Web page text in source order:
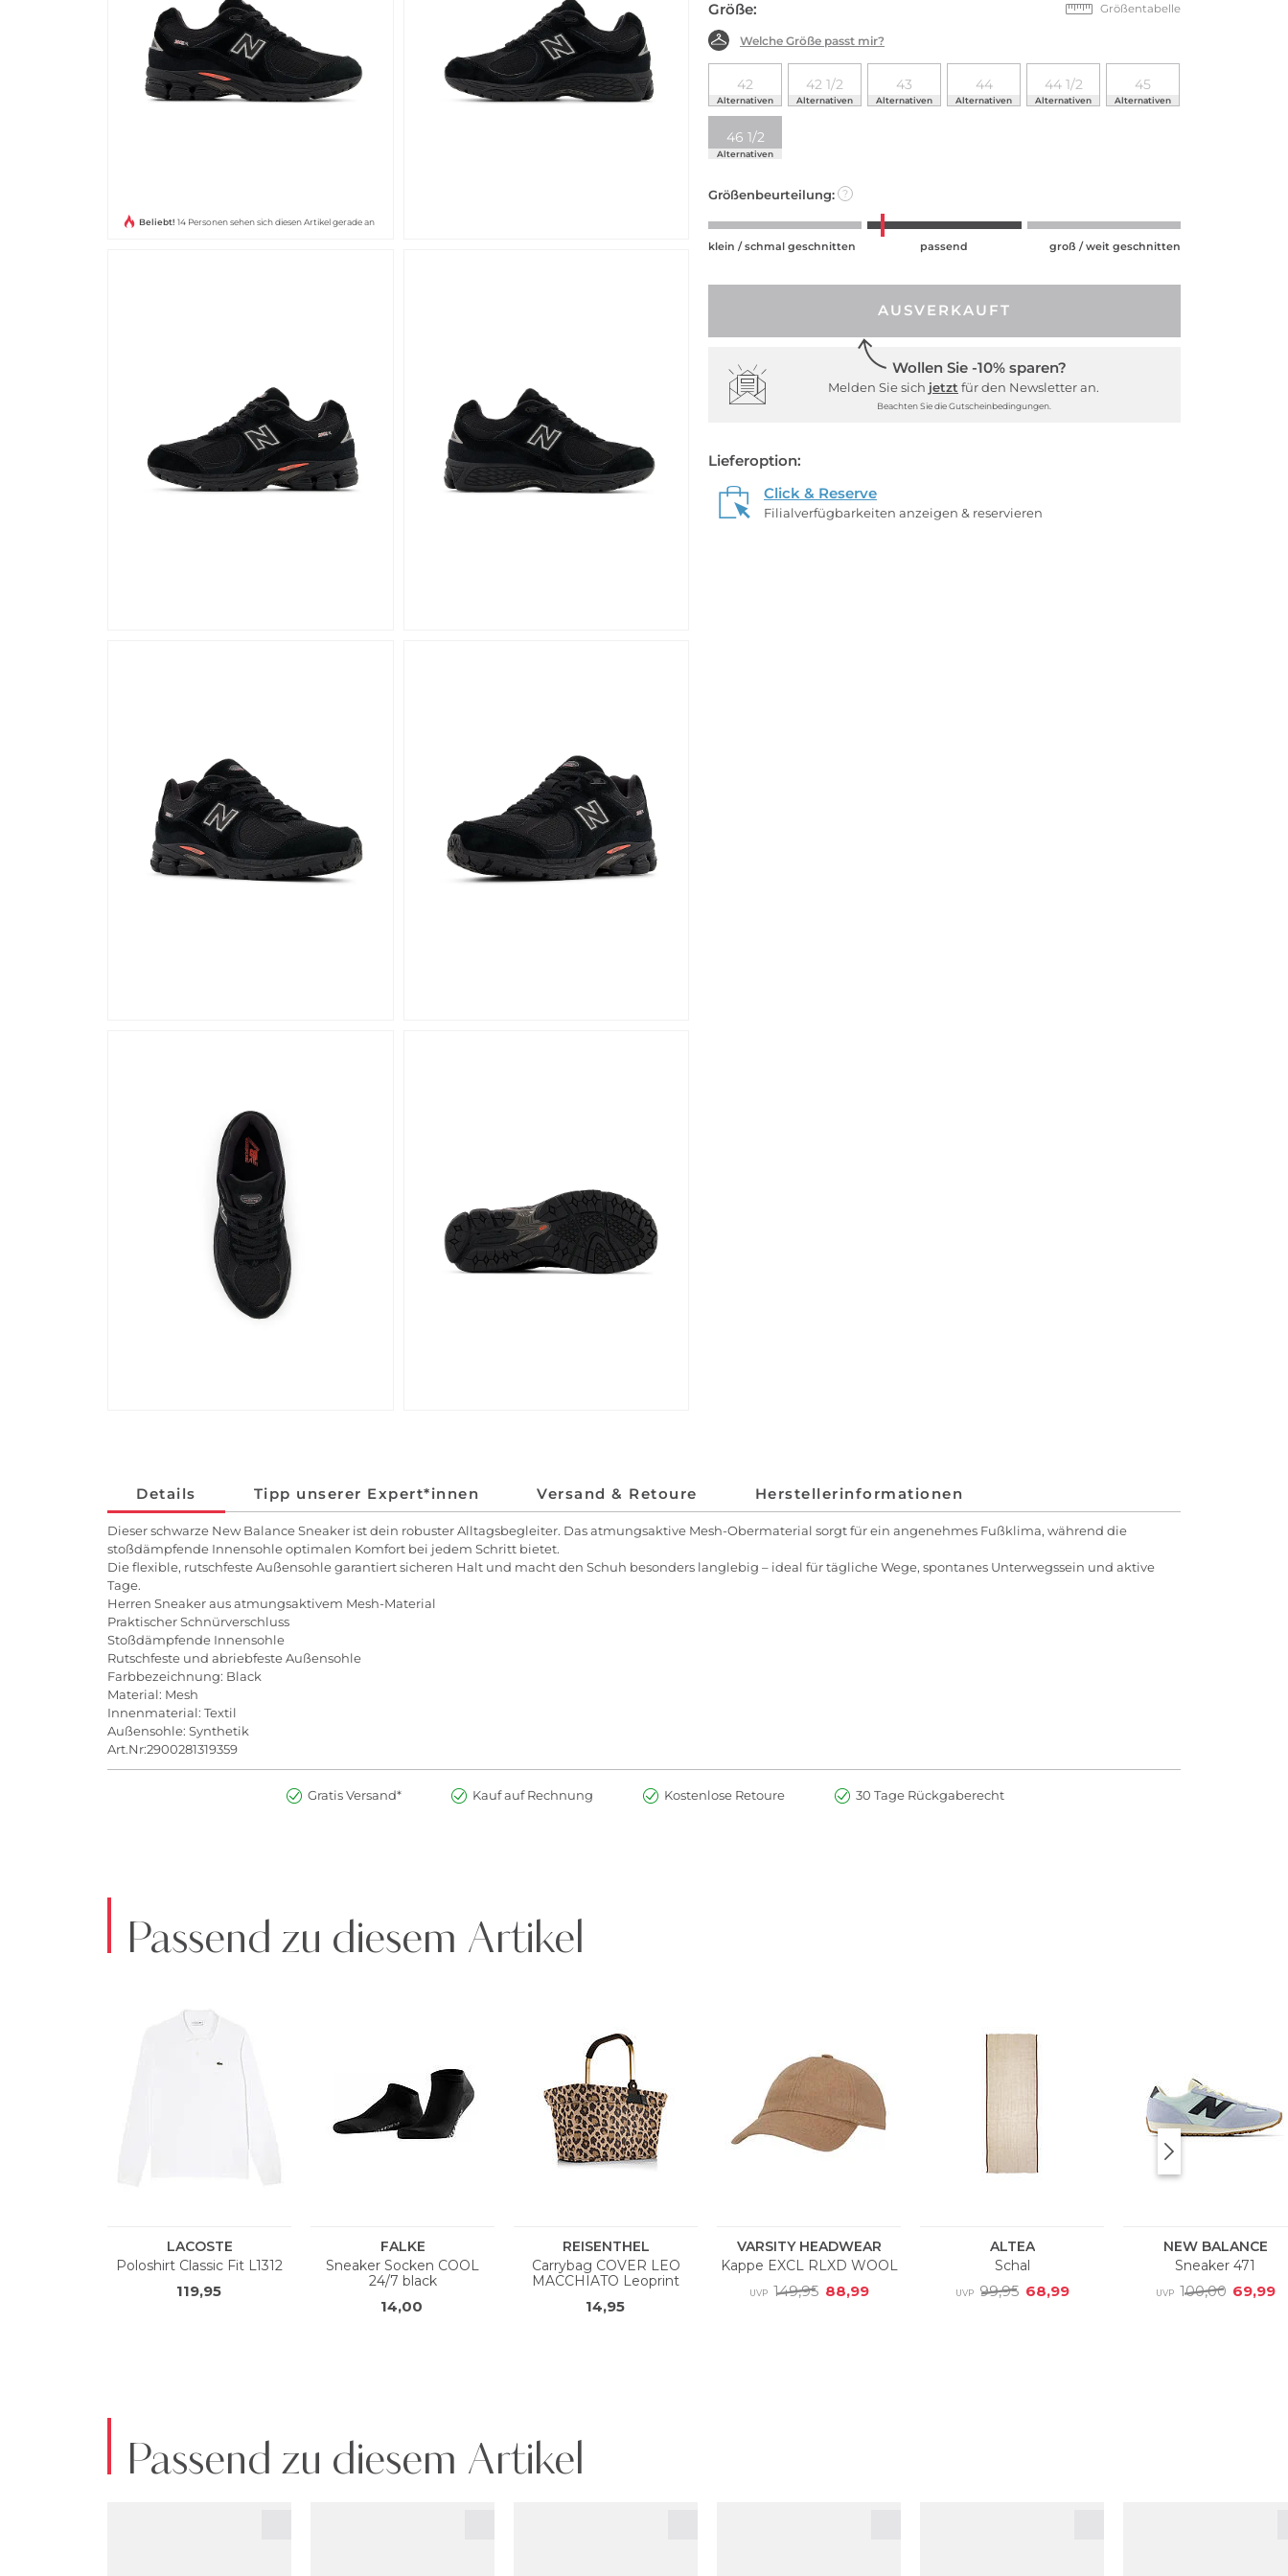
Beliebt! 14 Personen sehen sich diesen Artikel gerade an
Größe: Größentabelle
Welche Größe passt mir?
42
Alternativen
42 1/2
Alternativen
43
Alternativen
44
Alternativen
44 1/2
Alternativen
45
Alternativen
46 1/2
Alternativen
Größenbeurteilung: ?
klein / schmal geschnitten passend groß / weit geschnitten
AUSVERKAUFT
Wollen Sie -10% sparen?
Melden Sie sich jetzt für den Newsletter an.
Beachten Sie die Gutscheinbedingungen.
Lieferoption:
Click & Reserve
Filialverfügbarkeiten anzeigen & reservieren
Details Tipp unserer Expert*innen Versand & Retoure Herstellerinformationen
Dieser schwarze New Balance Sneaker ist dein robuster Alltagsbegleiter. Das atmungsaktive Mesh-Obermaterial sorgt für ein angenehmes Fußklima, während die
stoßdämpfende Innensohle optimalen Komfort bei jedem Schritt bietet.
Die flexible, rutschfeste Außensohle garantiert sicheren Halt und macht den Schuh besonders langlebig – ideal für tägliche Wege, spontanes Unterwegssein und aktive
Tage.
Herren Sneaker aus atmungsaktivem Mesh-Material
Praktischer Schnürverschluss
Stoßdämpfende Innensohle
Rutschfeste und abriebfeste Außensohle
Farbbezeichnung: Black
Material: Mesh
Innenmaterial: Textil
Außensohle: Synthetik
Art.Nr:2900281319359
Gratis Versand* Kauf auf Rechnung Kostenlose Retoure 30 Tage Rückgaberecht
Passend zu diesem Artikel
Passend zu diesem Artikel